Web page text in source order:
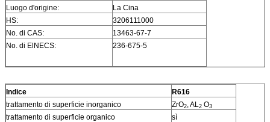
Luogo d'origine:
La Cina
HS:
3206111000
No. di CAS:
13463-67-7
No. di ElNECS:
236-675-5
Indice
R616
trattamento di superficie inorganico
ZrO2 , AL 2 O3
trattamento di superficie organico
sì